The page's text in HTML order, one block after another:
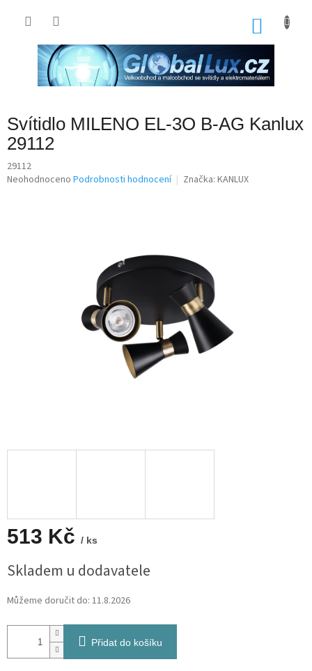
Svítidlo MILENO EL-3O B-AG Kanlux
29112
29112
Průměrné
Neohodnoceno Podrobnosti hodnocení Značka: KANLUX
513 Kč / ks
cena:
Skladem u dodavatele
Můžeme doručit do: 11.8.2026
Přidat do košíku